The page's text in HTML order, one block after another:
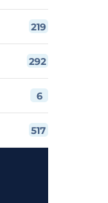
219
292
6
517